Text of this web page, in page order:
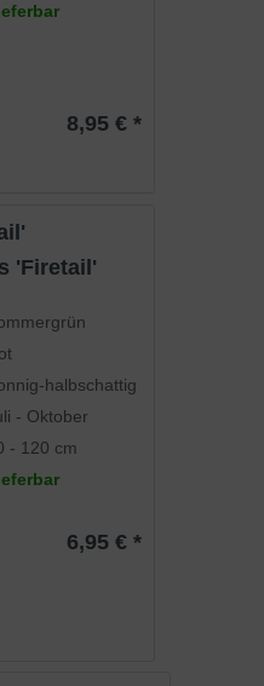
8,95 € *
'Firetail'
halbschattig
- Oktober
- 120 cm
6,95 € *